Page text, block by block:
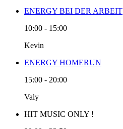
ENERGY BEI DER ARBEIT
10:00 - 15:00
Kevin
ENERGY HOMERUN
15:00 - 20:00
Valy
HIT MUSIC ONLY !